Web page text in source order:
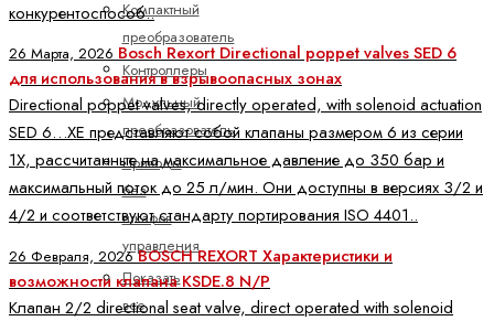
Компактный
преобразователь
Контроллеры
Модульный
преобразователь
Приводы
без
шкафов
управления
Показать
все
конкурентоспособ..
26 Марта, 2026 Bosch Rexort Directional poppet valves SED 6
для использования в взрывоопасных зонах
Directional poppet valves, directly operated, with solenoid actuation
SED 6…XE представляют собой клапаны размером 6 из серии
1X, рассчитанные на максимальное давление до 350 бар и
максимальный поток до 25 л/мин. Они доступны в версиях 3/2 и
4/2 и соответствуют стандарту портирования ISO 4401..
26 Февраля, 2026BOSCH REXORT Характеристики и
возможности клапана KSDE.8 N/P
Клапан 2/2 directional seat valve, direct operated with solenoid